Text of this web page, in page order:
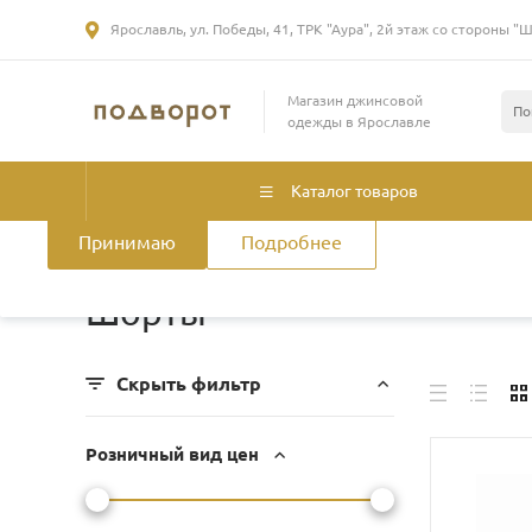
Мы используем файлы cookie, разработанные нашими
лицами, для анализа событий на нашем веб-сайте. Продолжая
Принимаю Подробнее
Ярославль, ул. Победы, 41, ТРК "Аура", 2й этаж со стороны
Магазин джинсовой
одежды в Ярославле
Каталог товаров
Главная / Каталог товаров / Мужская одежда
Шорты
Скрыть фильтр
Розничный вид цен